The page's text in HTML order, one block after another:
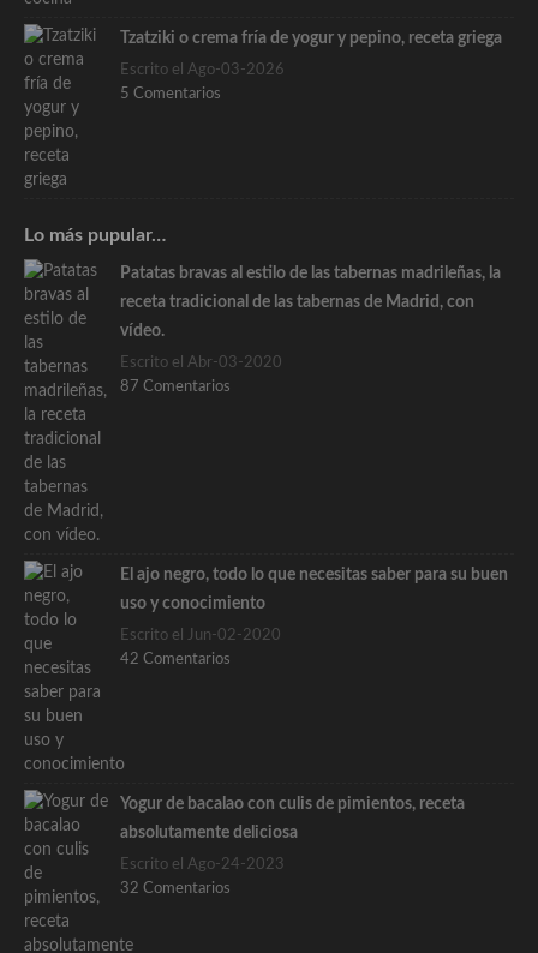
Tzatziki o crema fría de yogur y pepino, receta griega
Escrito el Ago-03-2026
5 Comentarios
Lo más pupular…
Patatas bravas al estilo de las tabernas madrileñas, la
receta tradicional de las tabernas de Madrid, con
vídeo.
Escrito el Abr-03-2020
87 Comentarios
El ajo negro, todo lo que necesitas saber para su buen
uso y conocimiento
Escrito el Jun-02-2020
42 Comentarios
Yogur de bacalao con culis de pimientos, receta
absolutamente deliciosa
Escrito el Ago-24-2023
32 Comentarios